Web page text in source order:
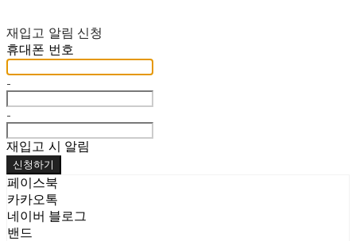
재입고 알림 신청
휴대폰 번호
-
-
재입고 시 알림
신청하기
페이스북
카카오톡
네이버 블로그
밴드